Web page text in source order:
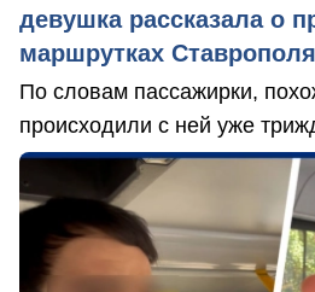
девушка рассказала о
маршрутках Ставрополя
По словам пассажирки,
происходили с ней уже